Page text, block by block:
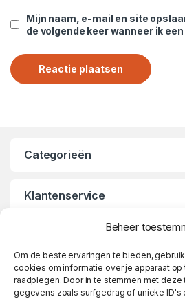
Beheer
Om de beste ervaringen te bieden,
cookies om informatie over je apparaat op
raadplegen. Door in te stemmen met
gegevens zoals surfgedrag of unieke ID's
Mijn naam, e-mail en site
de volgende keer wanneer ik
Categorieën
Klantenservice